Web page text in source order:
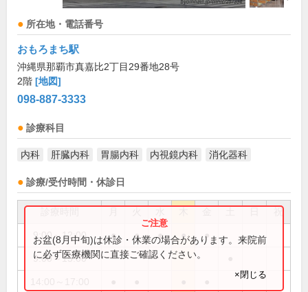
所在地・電話番号
おもろまち駅
沖縄県那覇市真嘉比2丁目29番地28号
2階 [地図]
098-887-3333
診療科目
内科 肝臓内科 胃腸内科 内視鏡内科 消化器科
診療/受付時間・休診日
祝
9:00～12:00 ● ● ● ● ●
9:00～15:00
お盆(8月中旬)は休診・休業の場合があります。来院前
に必ず医療機関に直接ご確認ください。
×閉じる